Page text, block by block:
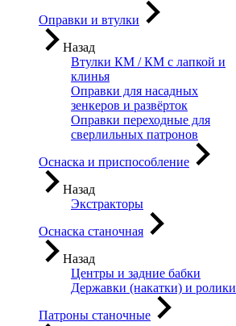
Оправки и втулки
Назад
Втулки КМ / КМ с лапкой и
клинья
Оправки для насадных
зенкеров и развёрток
Оправки переходные для
сверлильных патронов
Оснаска и приспособление
Назад
Экстракторы
Оснаска станочная
Назад
Центры и задние бабки
Державки (накатки) и ролики
Патроны станочные